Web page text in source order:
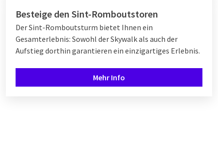
Besteige den Sint-Romboutstoren
Der Sint-Romboutsturm bietet Ihnen ein
Gesamterlebnis: Sowohl der Skywalk als auch der
Aufstieg dorthin garantieren ein einzigartiges Erlebnis.
Mehr Info